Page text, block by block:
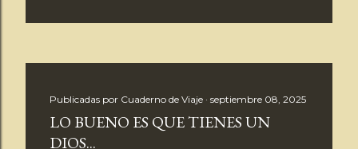
Publicadas por Cuaderno de Viaje septiembre 08, 2025
LO BUENO ES QUE TIENES UN
DIOS...